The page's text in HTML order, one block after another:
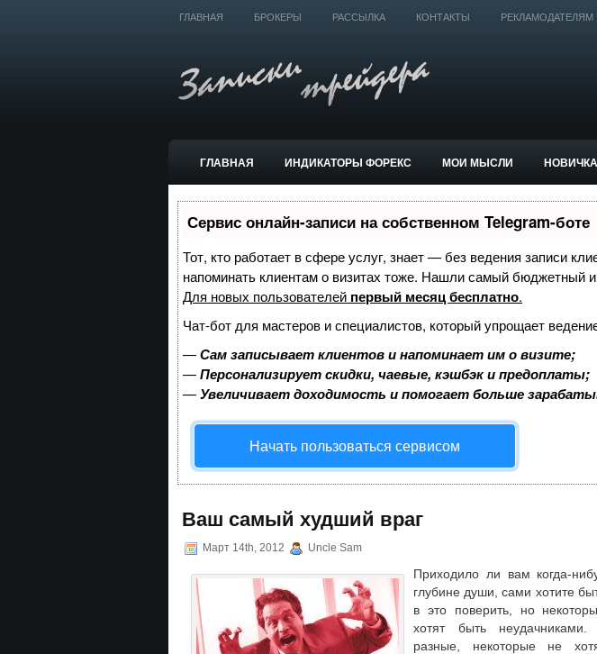
ГЛАВНАЯ БРОКЕРЫ РАССЫЛКА КОНТАКТЫ РЕКЛАМОДАТЕЛЯМ
ГЛАВНАЯ ИНДИКАТОРЫ ФОРЕКС МОИ МЫСЛИ
ТОРГОВЫЕ СИСТЕМЫ
Сервис онлайн-записи на собственном Telegram-боте
Тот, кто работает в сфере услуг, знает — без ведения записи
напоминать клиентам о визитах тоже. Нашли самый бюджетный
Для новых пользователей первый месяц бесплатно.
Чат-бот для мастеров и специалистов, который упрощает
—Сам записывает клиентов и напоминает им о визите;
—Персонализирует скидки, чаевые, кэшбэк и предоплаты;
—Увеличивает доходимость и помогает больше
Начать пользоваться сервисом
Ваш самый худший враг
Март 14th, 2012 Uncle Sam
Приходило ли вам когда-
глубине души, сами хотите
в это поверить, но
хотят быть
разные, некоторые не